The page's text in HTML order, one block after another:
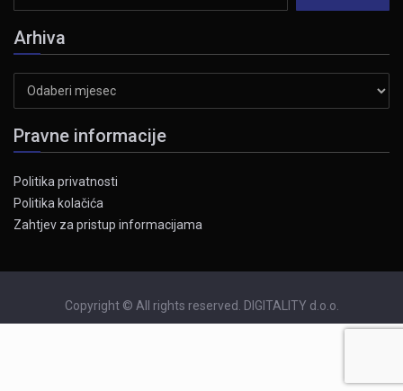
Arhiva
Pravne informacije
Politika privatnosti
Politika kolačića
Zahtjev za pristup informacijama
Copyright © All rights reserved. DIGITALITY d.o.o.